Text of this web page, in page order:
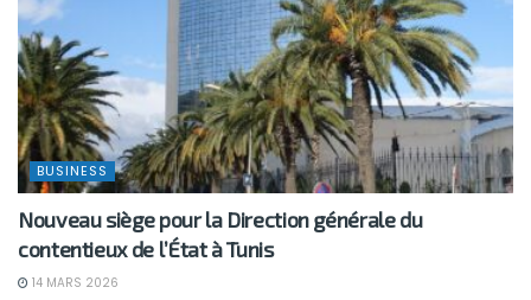
BUSINESS
Nouveau siège pour la Direction générale du
contentieux de l’État à Tunis
14 MARS 2026